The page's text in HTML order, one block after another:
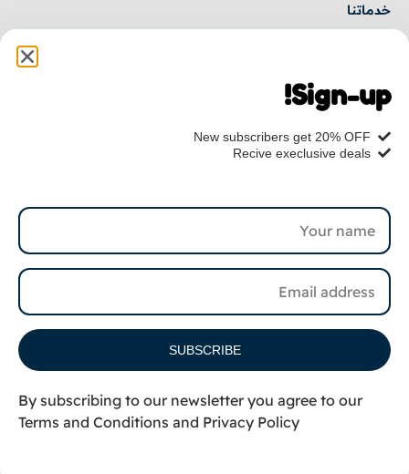
خدماتنا
إدارة مشاريع
جميع الخدمات
ننتظرك
info@elzubair.com
Sign-up!
New subscribers get 20% OFF
Recive execlusive deals
SUBSCRIBE
By subscribing to our newsletter you agree to our
Terms and Conditions and Privacy Policy